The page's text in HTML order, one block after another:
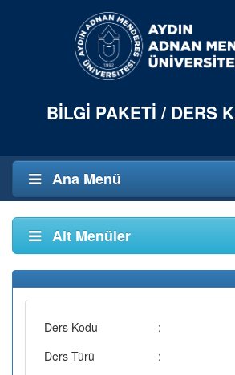
BILGI PAKETI / DERS
Ana Menü
Alt Menüler
Ders Kodu
:
Ders Türü
: